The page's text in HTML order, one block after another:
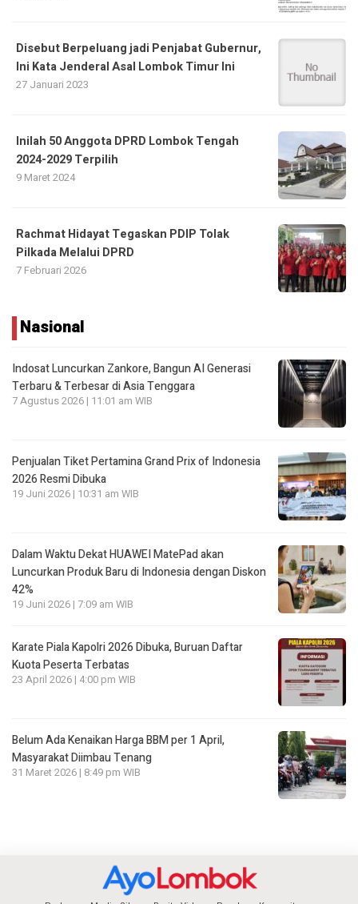
Disebut Berpeluang jadi Penjabat Gubernur,
Ini Kata Jenderal Asal Lombok Timur Ini
27 Januari 2023
Inilah 50 Anggota DPRD Lombok Tengah
2024-2029 Terpilih
9 Maret 2024
Rachmat Hidayat Tegaskan PDIP Tolak
Pilkada Melalui DPRD
7 Februari 2026
Nasional
Indosat Luncurkan Zankore, Bangun AI Generasi
Terbaru & Terbesar di Asia Tenggara
7 Agustus 2026 | 11:01 am WIB
Penjualan Tiket Pertamina Grand Prix of Indonesia
2026 Resmi Dibuka
19 Juni 2026 | 10:31 am WIB
Dalam Waktu Dekat HUAWEI MatePad akan
Luncurkan Produk Baru di Indonesia dengan Diskon
42%
19 Juni 2026 | 7:09 am WIB
Karate Piala Kapolri 2026 Dibuka, Buruan Daftar
Kuota Peserta Terbatas
23 April 2026 | 4:00 pm WIB
Belum Ada Kenaikan Harga BBM per 1 April,
Masyarakat Diimbau Tenang
31 Maret 2026 | 8:49 pm WIB